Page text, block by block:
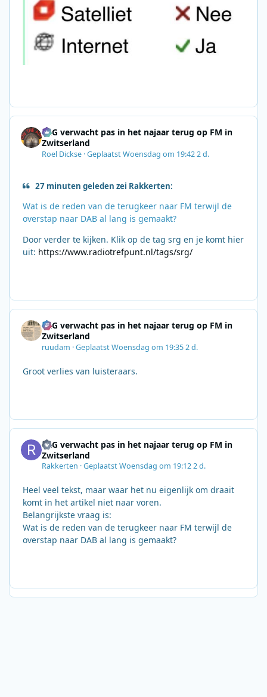
SRG verwacht pas in het najaar terug op FM in
Zwitserland
Roel Dickse ·GeplaatstWoensdag om 19:422 d.
27 minuten geleden zei Rakkerten:
Wat is de reden van de terugkeer naar FM terwijl de
overstap naar DAB al lang is gemaakt?
Door verder te kijken. Klik op de tag srg en je komt hier
uit: https://www.radiotrefpunt.nl/tags/srg/
SRG verwacht pas in het najaar terug op FM in
Zwitserland
ruudam ·GeplaatstWoensdag om 19:352 d.
Groot verlies van luisteraars.
SRG verwacht pas in het najaar terug op FM in
Zwitserland
Rakkerten ·GeplaatstWoensdag om 19:122 d.
Heel veel tekst, maar waar het nu eigenlijk om draait
komt in het artikel niet naar voren.
Belangrijkste vraag is:
Wat is de reden van de terugkeer naar FM terwijl de
overstap naar DAB al lang is gemaakt?